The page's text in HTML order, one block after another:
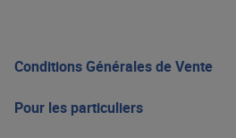
Conditions Générales de Vente
Pour les particuliers